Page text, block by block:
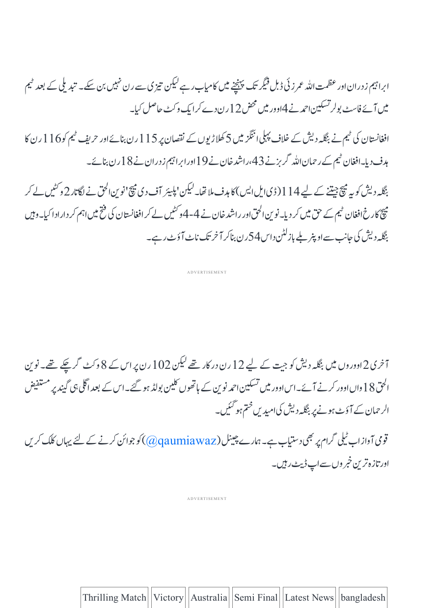
ابراہیم زدران اور عظمت اللہ عمرزئی ڈبل فیگر تک پہنچنے میں کامیاب رہے لیکن تیزی سے رن نہیں بن سکے۔ تبدیلی کے بعد ٹیم
میں آئے فاسٹ بولر تسکین احمد نے 4 اوور میں محض 12 رن دے کر ایک وکٹ حاصل کیا۔
افغانستان کی ٹیم نے بنگلہ دیش کے خلاف پہلی اننگز میں 5 کھلاڑیوں کے نقصان پر 115 رن بنائے اور حریف ٹیم کو 116 رن کا
ہدف دیا۔ افغان ٹیم کے رحمان اللہ گربز نے 43، راشد خان نے 19 اور ابراہیم زدران نے 18 رن بنائے۔
بنگلہ دیش کو یہ میچ جیتنے کے لیے 114 (ڈی ایل ایس) کا ہدف ملا تھا۔ لیکن 'پلیئر آف دی میچ' نوین الحق نے لگاتار 2 وکٹیں لے کر
میچ کا رخ افغان ٹیم کے حق میں کر دیا۔ نوین الحق اور راشد خان نے 4-4 وکٹیں لے کر افغانستان کی فتح میں اہم کردار ادا کیا۔ وہیں
بنگلہ دیش کی جانب سے اوپنر بلے باز لٹن داس 54 رن بنا کر آخر تک ناٹ آؤٹ رہے۔
ADVERTISEMENT
آخری 2 اووروں میں بنگلہ دیش کو جیت کے لیے 12 رن درکار تھے لیکن 102 رن پر اس کے 8 وکٹ گر چکے تھے۔ نوین
الحق 18واں اوور کرنے آئے۔ اس اوور میں تسکین احمد نوین کے ہاتھوں کلین بولڈ ہو گئے۔ اس کے بعد اگلی ہی گیند پر مستفیض
الرحمان کے آؤٹ ہونے پر بنگلہ دیش کی امیدیں ختم ہو گئیں۔
قومی آواز اب ٹیلی گرام پر بھی دستیاب ہے۔ ہمارے چینل (qaumiawaz@
) کو جوائن کرنے کے لئے یہاں کلک کریں
اور تازہ ترین خبروں سے اپ ڈیٹ رہیں۔
ADVERTISEMENT
bangladesh
Latest News
Semi Final
Australia
Victory
Thrilling Match